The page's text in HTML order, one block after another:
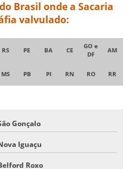
Brasil onde a Sacaria
valvulado:
RS PE BA CE
GO e
DF
AM
MS PB PI RN RO RR
Gonçalo
Iguaçu
Roxo